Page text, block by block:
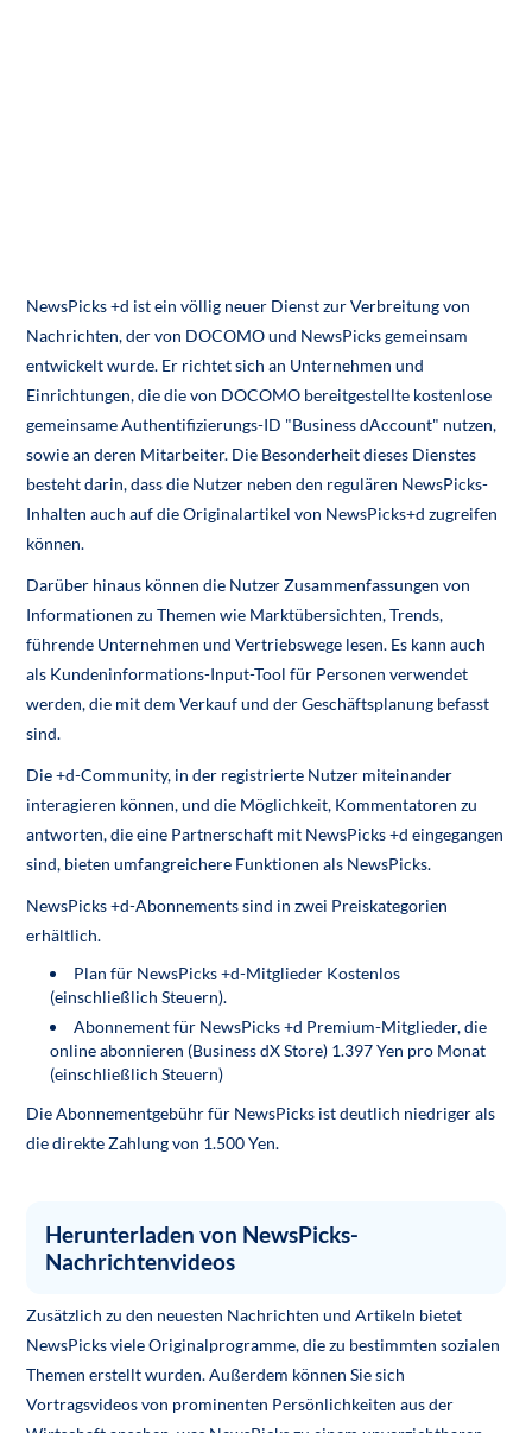
NewsPicks +d ist ein völlig neuer Dienst zur Verbreitung von
Nachrichten, der von DOCOMO und NewsPicks gemeinsam
entwickelt wurde. Er richtet sich an Unternehmen und
Einrichtungen, die die von DOCOMO bereitgestellte kostenlose
gemeinsame Authentifizierungs-ID "Business dAccount" nutzen,
sowie an deren Mitarbeiter. Die Besonderheit dieses Dienstes
besteht darin, dass die Nutzer neben den regulären NewsPicks-
Inhalten auch auf die Originalartikel von NewsPicks+d zugreifen
können.
Darüber hinaus können die Nutzer Zusammenfassungen von
Informationen zu Themen wie Marktübersichten, Trends,
führende Unternehmen und Vertriebswege lesen. Es kann auch
als Kundeninformations-Input-Tool für Personen verwendet
werden, die mit dem Verkauf und der Geschäftsplanung befasst
sind.
Die +d-Community, in der registrierte Nutzer miteinander
interagieren können, und die Möglichkeit, Kommentatoren zu
antworten, die eine Partnerschaft mit NewsPicks +d eingegangen
sind, bieten umfangreichere Funktionen als NewsPicks.
NewsPicks +d-Abonnements sind in zwei Preiskategorien
erhältlich.
Plan für NewsPicks +d-Mitglieder Kostenlos
(einschließlich Steuern).
Abonnement für NewsPicks +d Premium-Mitglieder, die
online abonnieren (Business dX Store) 1.397 Yen pro Monat
(einschließlich Steuern)
Die Abonnementgebühr für NewsPicks ist deutlich niedriger als
die direkte Zahlung von 1.500 Yen.
Herunterladen von NewsPicks-
Nachrichtenvideos
Zusätzlich zu den neuesten Nachrichten und Artikeln bietet
NewsPicks viele Originalprogramme, die zu bestimmten sozialen
Themen erstellt wurden. Außerdem können Sie sich
Vortragsvideos von prominenten Persönlichkeiten aus der